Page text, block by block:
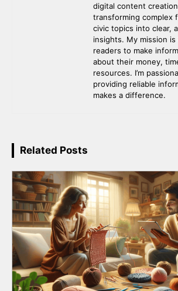
digital content
transforming complex
civic topics into clear,
insights. My mission
readers to make
about their money,
resources. I’m
providing reliable
makes a difference.
Related Posts